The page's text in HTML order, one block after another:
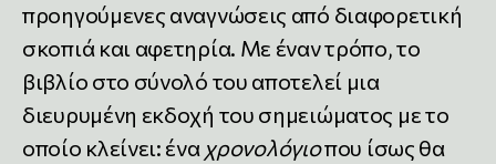
προηγούμενες αναγνώσεις από διαφορετική
σκοπιά και αφετηρία. Με έναν τρόπο, το
βιβλίο στο σύνολό του αποτελεί μια
διευρυμένη εκδοχή του σημειώματος με το
οποίο κλείνει: ένα χρονολόγιοπου ίσως θα